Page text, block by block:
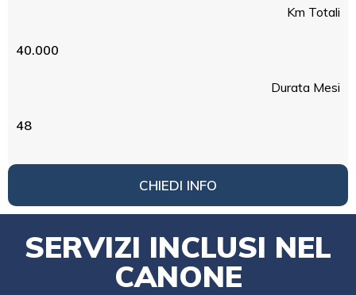
Km Totali
40.000
Durata Mesi
48
CHIEDI INFO
SERVIZI INCLUSI NEL
CANONE